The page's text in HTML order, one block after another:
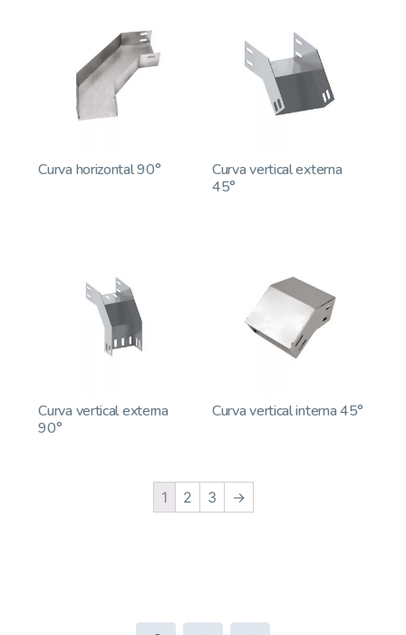
Curva horizontal 90°
Curva vertical externa
45°
Curva vertical externa
90°
Curva vertical interna 45°
1 2 3 →